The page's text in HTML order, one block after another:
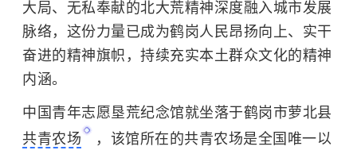
大局、无私奉献的北大荒精神深度融入城市发展
脉络，这份力量已成为鹤岗人民昂扬向上、实干
奋进的精神旗帜，持续充实本土群众文化的精神
内涵。
中国青年志愿垦荒纪念馆就坐落于鹤岗市萝北县
共青农场
，该馆所在的共青农场是全国唯一以